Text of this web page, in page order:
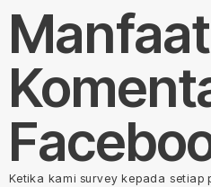
Manfaat
Ketika kami survey kepada